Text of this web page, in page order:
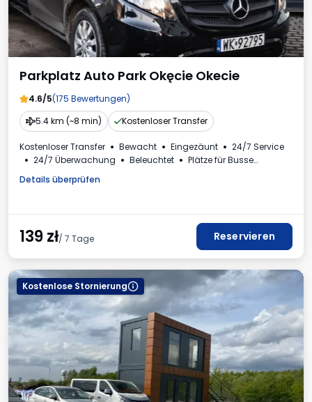
Parkplatz Auto Park Okęcie Okecie
4.6/5(175 Bewertungen)
5.4 km (~8 min)
Kostenloser Transfer
Kostenloser Transfer Bewacht Eingezäunt
24/7 Service
24/7 Überwachung
Beleuchtet
Plätze für Busse
Mehrwertsteuerrechnung
Details überprüfen
139zł/ 7 Tage Reservieren
Kostenlose Stornierung